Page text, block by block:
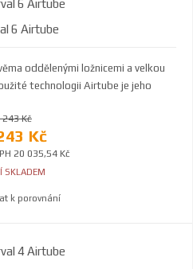
6 Airtube
oddělenými ložnicemi a velkou
technologii Airtube je jeho
243 Kč
Kč
20 035,54 Kč
SKLADEM
k porovnání